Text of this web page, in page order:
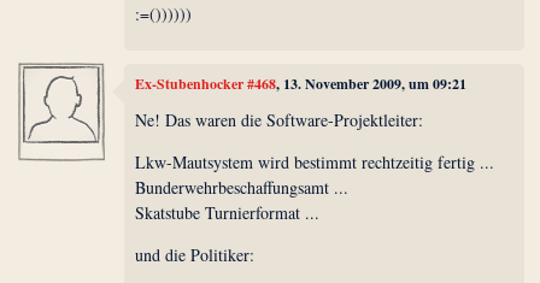
:=())))))
Ex-Stubenhocker #468, 13. November 2009, um 09:21
Ne! Das waren die Software-Projektleiter:
Lkw-Mautsystem wird bestimmt rechtzeitig fertig ...
Bunderwehrbeschaffungsamt ...
Skatstube Turnierformat ...
und die Politiker: